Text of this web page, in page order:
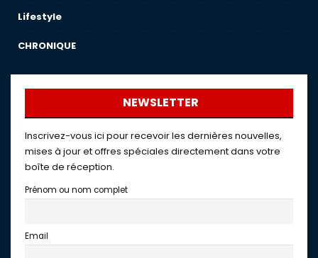
Lifestyle
CHRONIQUE
NEWSLETTER
Inscrivez-vous ici pour recevoir les dernières nouvelles,
mises à jour et offres spéciales directement dans votre
boîte de réception.
Prénom ou nom complet
Email